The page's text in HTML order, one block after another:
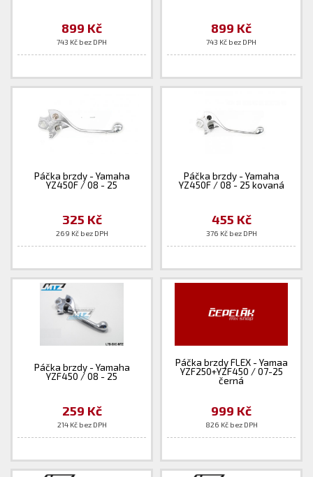
899 Kč
743 Kč bez DPH
899 Kč
743 Kč bez DPH
Páčka brzdy - Yamaha
YZ450F / 08 - 25
325 Kč
269 Kč bez DPH
Páčka brzdy - Yamaha
YZ450F / 08 - 25 kovaná
455 Kč
376 Kč bez DPH
Páčka brzdy - Yamaha
YZF450 / 08 - 25
259 Kč
214 Kč bez DPH
Páčka brzdy FLEX - Yamaa
YZF250+YZF450 / 07-25
černá
999 Kč
826 Kč bez DPH